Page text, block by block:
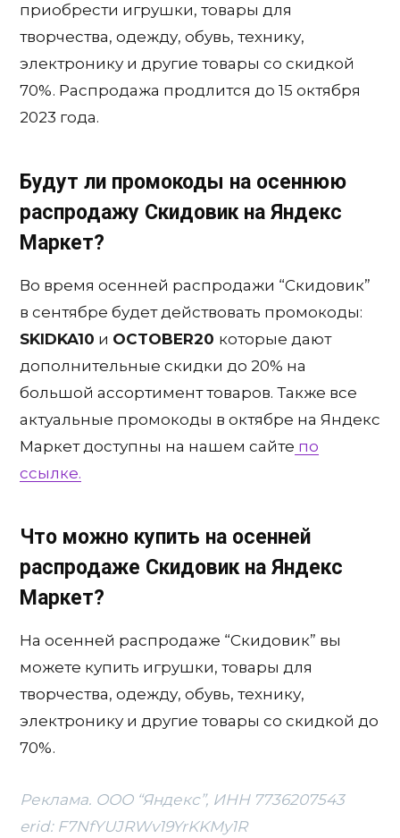
приобрести игрушки, товары для
творчества, одежду, обувь, технику,
электронику и другие товары со скидкой
70%. Распродажа продлится до 15 октября
2023 года.
Будут ли промокоды на осеннюю
распродажу Скидовик на Яндекс
Маркет?
Во время осенней распродажи “Скидовик”
в сентябре будет действовать промокоды:
SKIDKA10 и OCTOBER20 которые дают
дополнительные скидки до 20% на
большой ассортимент товаров. Также все
актуальные промокоды в октябре на Яндекс
Маркет доступны на нашем сайте по
ссылке.
Что можно купить на осенней
распродаже Скидовик на Яндекс
Маркет?
На осенней распродаже “Скидовик” вы
можете купить игрушки, товары для
творчества, одежду, обувь, технику,
электронику и другие товары со скидкой до
70%.
Реклама. ООО “Яндекс”, ИНН 7736207543
erid: F7NfYUJRWv19YrKKMy1R